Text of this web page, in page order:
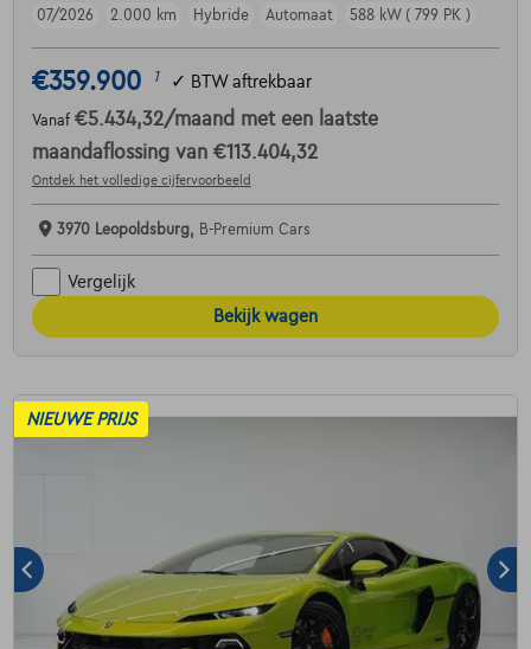
07/2026 2.000 km Hybride Automaat 588 kW ( 799 PK )
€359.900 1 ✓ BTW aftrekbaar
Vanaf €5.434,32/maand met een laatste
maandaflossing van €113.404,32
Ontdek het volledige cijfervoorbeeld
3970 Leopoldsburg, B-Premium Cars
Vergelijk
Bekijk wagen
NIEUWE PRIJS